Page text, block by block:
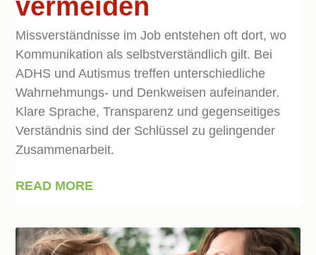
vermeiden
Missverständnisse im Job entstehen oft dort, wo
Kommunikation als selbstverständlich gilt. Bei
ADHS und Autismus treffen unterschiedliche
Wahrnehmungs- und Denkweisen aufeinander.
Klare Sprache, Transparenz und gegenseitiges
Verständnis sind der Schlüssel zu gelingender
Zusammenarbeit.
READ MORE